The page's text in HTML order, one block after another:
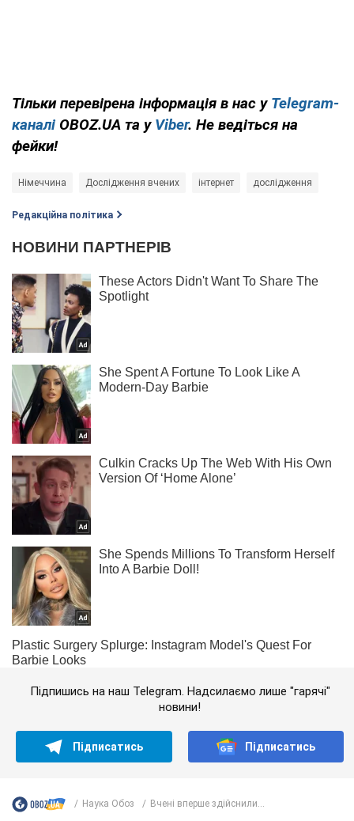
Тільки перевірена інформація в нас у Telegram-
каналі OBOZ.UA та у Viber. Не ведіться на
фейки!
Німеччина Дослідження вчених інтернет дослідження
Редакційна політика
Підпишись на наш Telegram. Надсилаємо лише "гарячі"
новини!
Підписатись Підписатись
Наука Обоз Вчені вперше здійснили...